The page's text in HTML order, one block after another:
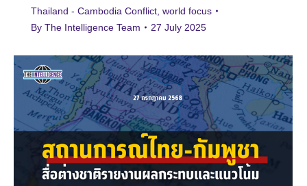
Thailand - Cambodia Conflict world focus
By The Intelligence Team 27 July 2025